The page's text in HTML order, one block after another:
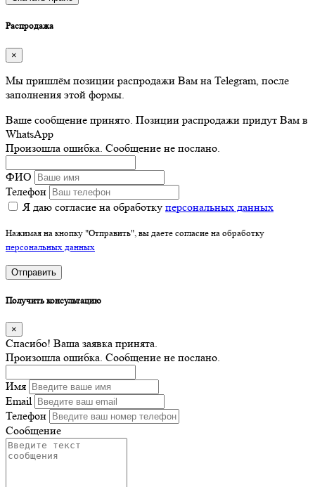
Распродажа
×
Мы пришлём позиции распродажи Вам на Telegram, после
заполнения этой формы.
Ваше сообщение принято. Позиции распродажи придут Вам в
WhatsApp
Произошла ошибка. Сообщение не послано.
ФИО
Телефон
Я даю согласие на обработку персональных данных
Нажимая на кнопку "Отправить", вы даете согласие на обработку
персональных данных
Отправить
Получить консультацию
×
Спасибо! Ваша заявка принята.
Произошла ошибка. Сообщение не послано.
Имя
Email
Телефон
Сообщение